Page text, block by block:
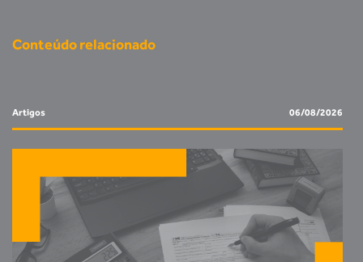
Conteúdo relacionado
Artigos 06/08/2026